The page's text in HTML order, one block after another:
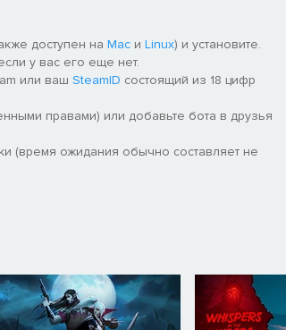
мотоциклы, машины и система быстрого
и храните в нём припасы.
доступен на Mac и Linux) и установите.
у вас его еще нет.
или ваш SteamID состоящий из 18 цифр
правами) или добавьте бота в друзья
(время ожидания обычно составляет не